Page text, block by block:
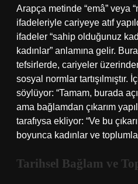
Arapça metinde “emâ” veya
ifadeleriyle cariyeye atıf
ifadeler “sahip olduğunuz
kadınlar” anlamına gelir.
tefsirlerde, cariyeler
sosyal normlar tartışılmıştır.
söylüyor: “Tamam, burada
ama bağlamdan çıkarım
tarafıysa ekliyor: “Ve bu
boyunca kadınlar ve
Tarihsel Bağlam ve